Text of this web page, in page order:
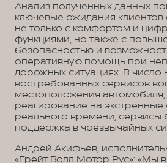
Анализ полученных данных
ключевые ожидания клиентов
не только с комфортом и
функциями, но также с
безопасностью и
оперативную помощь при
дорожных ситуациях. В число
востребованных сервисов
местоположения
реагирование на
реального времени, сервисы
поддержка в чрезвычайных
Андрей Акифьев,
«Грейт Волл Мотор Рус»: «Мы